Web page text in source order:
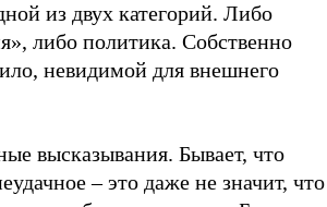
из двух категорий. Либо
либо политика. Собственно
невидимой для внешнего
высказывания. Бывает, что
– это даже не значит, что